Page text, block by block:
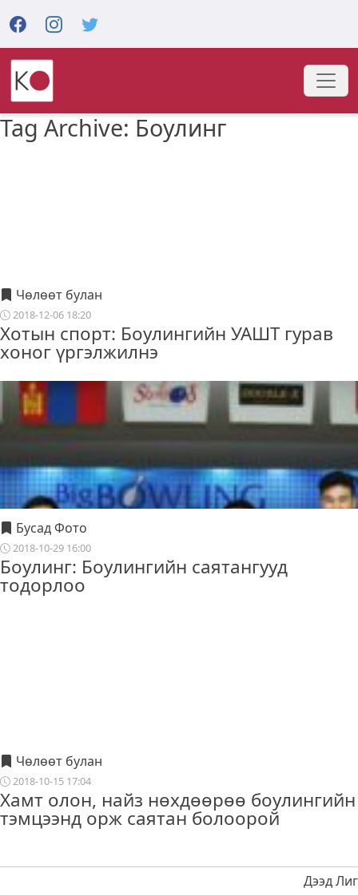
Tag Archive: Боулинг
Чөлөөт булан
2018-12-06 18:20
Хотын спорт: Боулингийн УАШТ гурав
хоног үргэлжилнэ
Бусад Фото
2018-10-29 16:00
Боулинг: Боулингийн саятангууд
тодорлоо
Чөлөөт булан
2018-10-15 17:04
Хамт олон, найз нөхдөөрөө боулингийн
тэмцээнд орж саятан болоорой
Дээд Лиг